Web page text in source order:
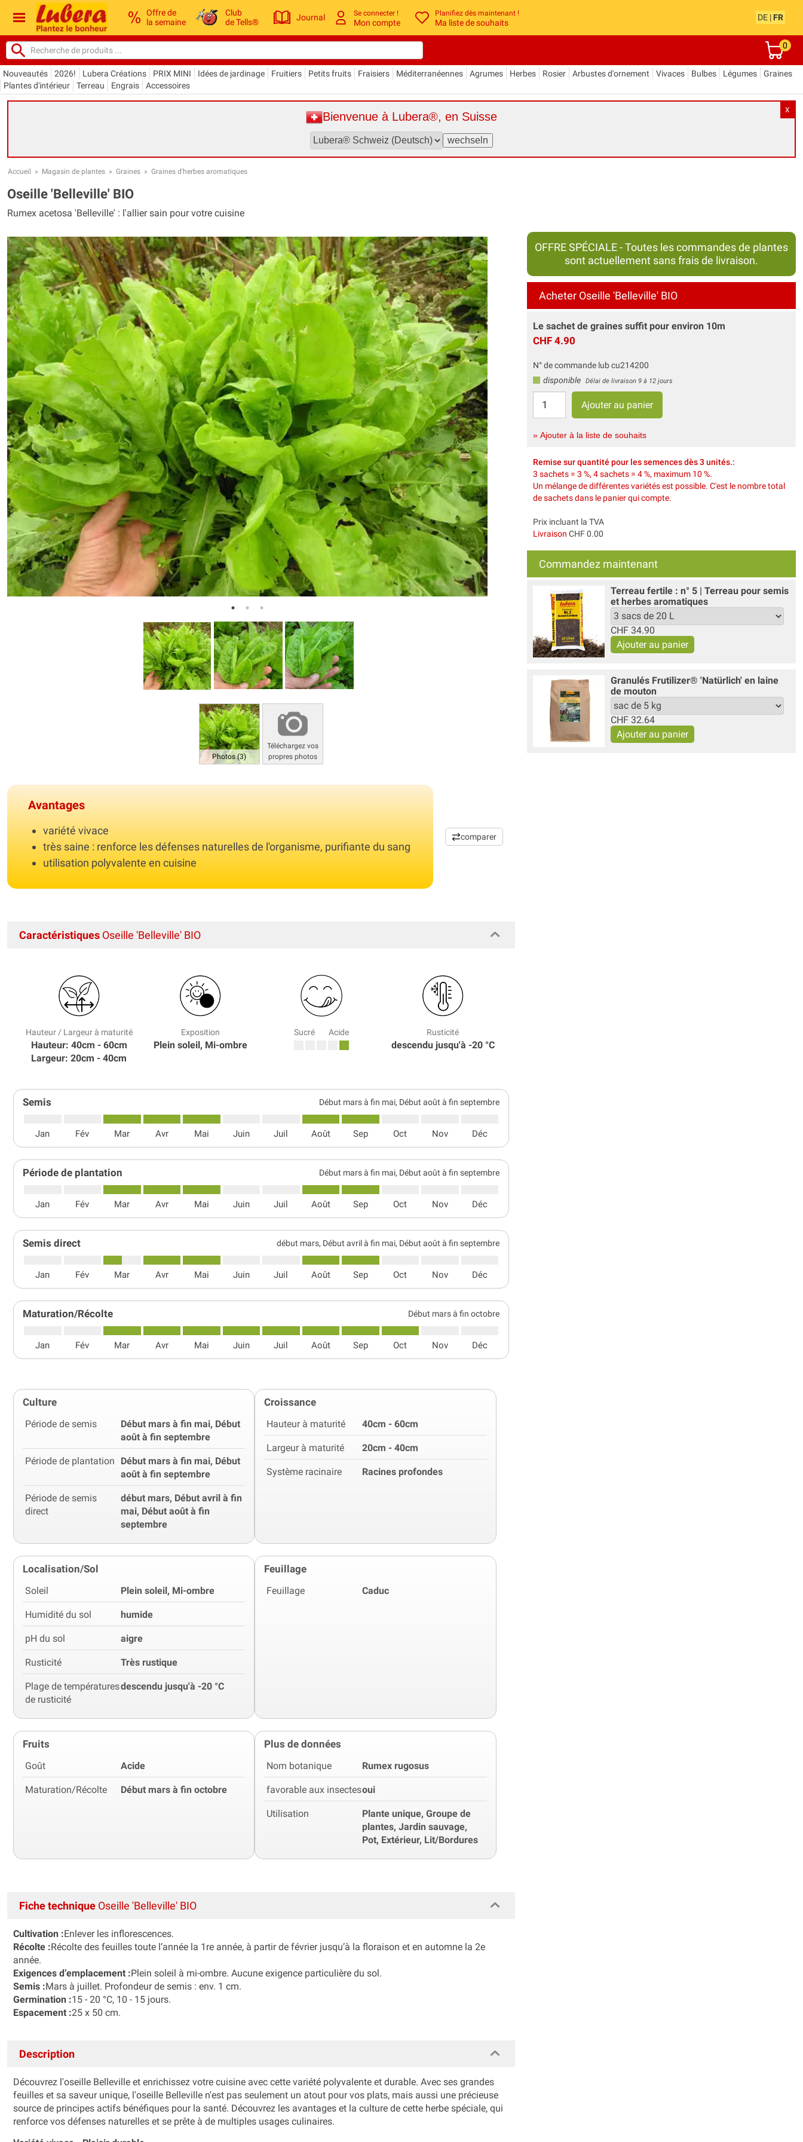
Offre de
la semaine
Club
de Tells®
Journal Se connecter !
Mon compte
Planifiez dès maintenant !
Ma liste de souhaits
DE | FR
0
Nouveautés 2026! Lubera Créations PRIX MINI Idées de jardinage Fruitiers Petits fruits Fraisiers Méditerranéennes Agrumes Herbes Rosier Arbustes d'ornement Vivaces Bulbes Légumes
Graines
Plantes d'intérieur
Terreau Engrais Accessoires
X
Bienvenue à Lubera®, en Suisse
Accueil » Magasin de plantes » Graines » Graines d'herbes aromatiques
Oseille 'Belleville' BIO
Rumex acetosa 'Belleville' : l'allier sain pour votre cuisine
Photos (3)
Téléchargez vos
propres photos
Avantages
variété vivace
très saine : renforce les défenses naturelles de l'organisme, purifiante du sang
utilisation polyvalente en cuisine
comparer
OFFRE SPÉCIALE - Toutes les commandes de plantes
sont actuellement sans frais de livraison.
Acheter Oseille 'Belleville' BIO
Le sachet de graines suffit pour environ 10m
CHF 4.90
N° de commande lub cu214200
disponible
Délai de livraison 9 à 12 jours
» Ajouter à la liste de souhaits
Remise sur quantité pour les semences dès 3 unités.:
3 sachets = 3 %, 4 sachets = 4 %, maximum 10 %.
Un mélange de différentes variétés est possible. C'est le nombre total
de sachets dans le panier qui compte.
Prix incluant la TVA
Livraison CHF 0.00
Commandez maintenant
Terreau fertile : n° 5 | Terreau pour semis
et herbes aromatiques
CHF 34.90
Granulés Frutilizer® 'Natürlich' en laine
de mouton
CHF 32.64
Caractéristiques Oseille 'Belleville' BIO
Hauteur / Largeur à maturité
Hauteur: 40cm - 60cm
Largeur: 20cm - 40cm
Exposition
Plein soleil, Mi-ombre
Sucré Acide Rusticité
descendu jusqu'à -20 °C
Semis Début mars à fin mai, Début août à fin septembre
Jan Fév Mar Avr Mai Juin Juil Août Sep Oct Nov Déc
Période de plantation Début mars à fin mai, Début août à fin septembre
Jan Fév Mar Avr Mai Juin Juil Août Sep Oct Nov Déc
Semis direct début mars, Début avril à fin mai, Début août à fin septembre
Jan Fév Mar Avr Mai Juin Juil Août Sep Oct Nov Déc
Maturation/Récolte Début mars à fin octobre
Jan Fév Mar Avr Mai Juin Juil Août Sep Oct Nov Déc
Culture
Période de semis
Début mars à fin mai, Début
août à fin septembre
Période de plantation
Début mars à fin mai, Début
août à fin septembre
Période de semis
direct
début mars, Début avril à fin
mai, Début août à fin
septembre
Croissance
Hauteur à maturité 40cm - 60cm
Largeur à maturité 20cm - 40cm
Système racinaire Racines profondes
Localisation/Sol
Soleil Plein soleil, Mi-ombre
Humidité du sol humide
pH du sol aigre
Rusticité Très rustique
Plage de températures
de rusticité
descendu jusqu'à -20 °C
Feuillage
Feuillage Caduc
Fruits
Goût Acide
Maturation/Récolte Début mars à fin octobre
Plus de données
Nom botanique Rumex rugosus
favorable aux insectesoui
Utilisation
Plante unique, Groupe de
plantes, Jardin sauvage,
Pot, Extérieur, Lit/Bordures
Fiche technique Oseille 'Belleville' BIO
Cultivation :Enlever les inflorescences.
Récolte :Récolte des feuilles toute l’année la 1re année, à partir de février jusqu’à la floraison et en automne la 2e
année.
Exigences d’emplacement :Plein soleil à mi-ombre. Aucune exigence particulière du sol.
Semis :Mars à juillet. Profondeur de semis : env. 1 cm.
Germination :15 - 20 °C, 10 - 15 jours.
Espacement :25 x 50 cm.
Description
Découvrez l'oseille Belleville et enrichissez votre cuisine avec cette variété polyvalente et durable. Avec ses grandes
feuilles et sa saveur unique, l'oseille Belleville n'est pas seulement un atout pour vos plats, mais aussi une précieuse
source de principes actifs bénéfiques pour la santé. Découvrez les avantages et la culture de cette herbe spéciale, qui
renforce vos défenses naturelles et se prête à de multiples usages culinaires.